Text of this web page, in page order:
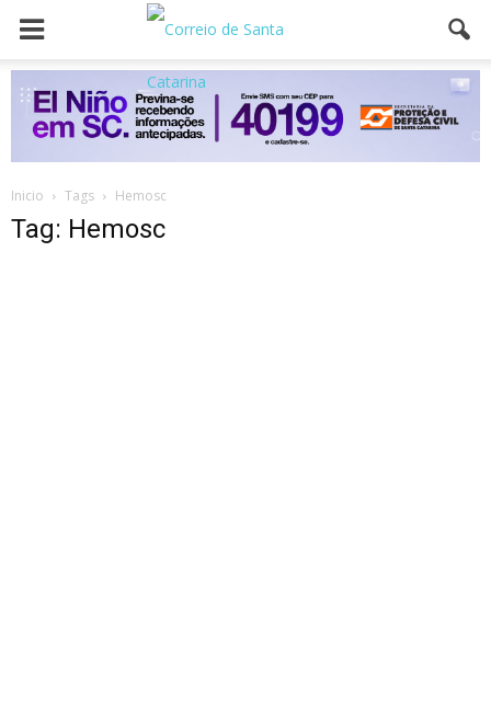
Inicio Tags Hemosc
Tag: Hemosc